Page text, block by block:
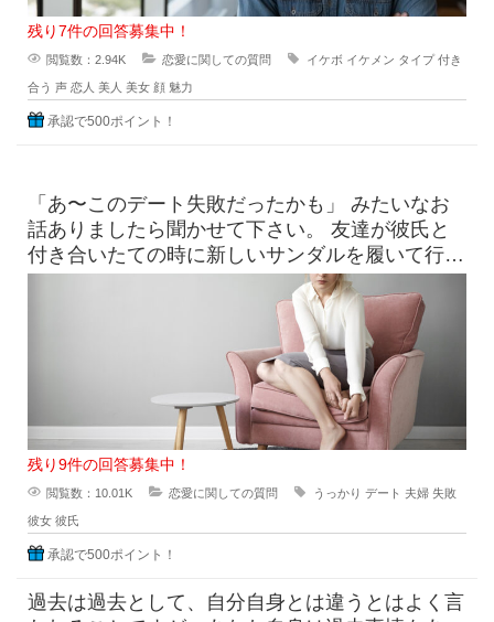
残り7件の回答募集中！
閲覧数：2.94K 恋愛に関しての質問 イケボ イケメン タイプ 付き
合う 声 恋人 美人 美女 顔 魅力
承認で500ポイント！
「あ〜このデート失敗だったかも」 みたいなお
話ありましたら聞かせて下さい。 友達が彼氏と
付き合いたての時に新しいサンダルを履いて行っ
たら、見事に靴擦れを
残り9件の回答募集中！
閲覧数：10.01K 恋愛に関しての質問 うっかり デート 夫婦 失敗
彼女 彼氏
承認で500ポイント！
過去は過去として、自分自身とは違うとはよく言